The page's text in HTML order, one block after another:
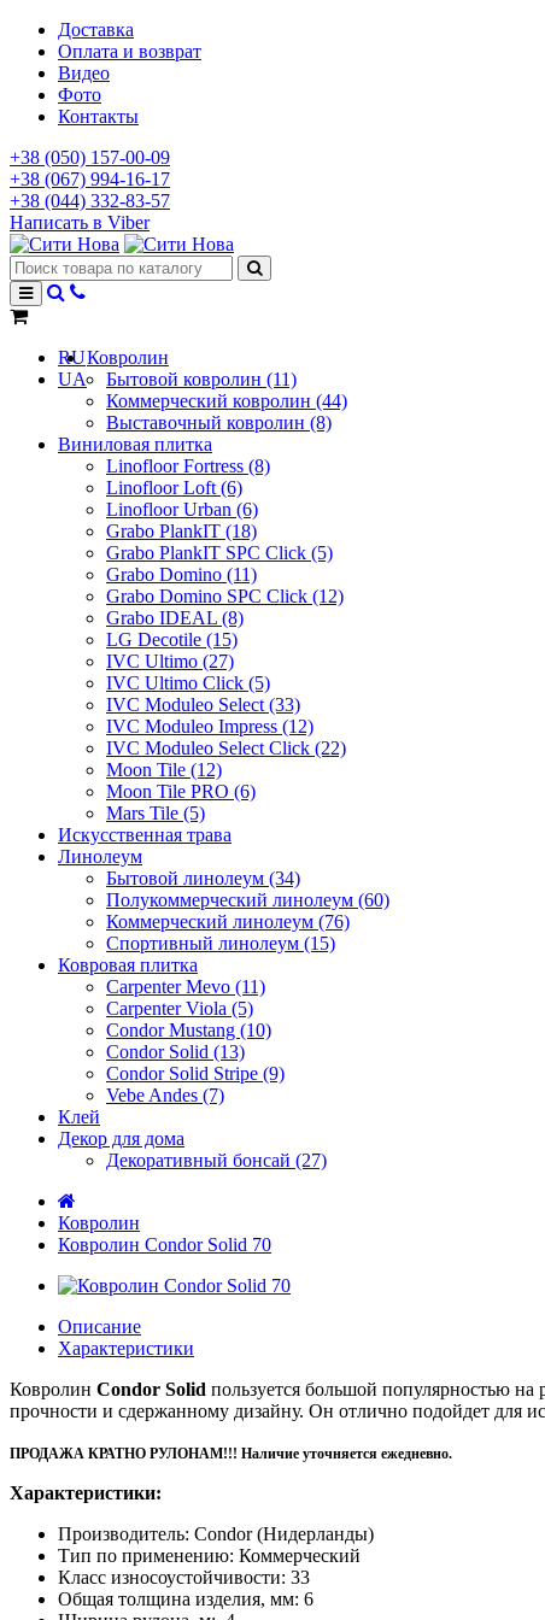
Доставка
Оплата и возврат
Видео
Фото
Контакты
+38 (050) 157-00-09
+38 (067) 994-16-17
+38 (044) 332-83-57
Написать в Viber
RU
UA
Ковролин
Бытовой ковролин (11)
Коммерческий ковролин (44)
Выставочный ковролин (8)
Виниловая плитка
Linofloor Fortress (8)
Linofloor Loft (6)
Linofloor Urban (6)
Grabo PlankIT (18)
Grabo PlankIT SPC Click (5)
Grabo Domino (11)
Grabo Domino SPC Click (12)
Grabo IDEAL (8)
LG Decotile (15)
IVC Ultimo (27)
IVC Ultimo Click (5)
IVC Moduleo Select (33)
IVC Moduleo Impress (12)
IVC Moduleo Select Click (22)
Moon Tile (12)
Moon Tile PRO (6)
Mars Tile (5)
Искусcтвенная трава
Линолеум
Бытовой линолеум (34)
Полукоммерческий линолеум (60)
Коммерческий линолеум (76)
Спортивный линолеум (15)
Ковровая плитка
Carpenter Mevo (11)
Carpenter Viola (5)
Condor Mustang (10)
Condor Solid (13)
Condor Solid Stripe (9)
Vebe Andes (7)
Клей
Декор для дома
Декоративный бонсай (27)
Ковролин
Ковролин Condor Solid 70
Описание
Характеристики
Ковролин Condor Solid пользуется большой популярностью
прочности и сдержанному дизайну. Он отлично подойдет для
ПРОДАЖА КРАТНО РУЛОНАМ!!! Наличие уточняется ежедневно.
Характеристики:
Производитель: Condor (Нидерланды)
Тип по применению: Коммерческий
Класс износоустойчивости: 33
Общая толщина изделия, мм: 6